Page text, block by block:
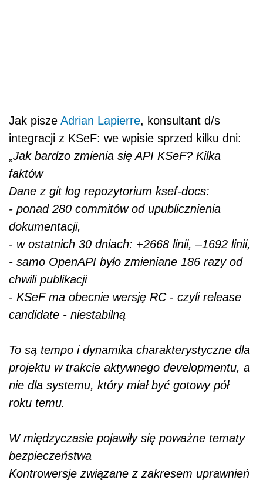
Jak pisze Adrian Lapierre, konsultant d/s
integracji z KSeF: we wpisie sprzed kilku dni:
„Jak bardzo zmienia się API KSeF? Kilka
faktów
Dane z git log repozytorium ksef-docs:
- ponad 280 commitów od upublicznienia
dokumentacji,
- w ostatnich 30 dniach: +2668 linii, –1692 linii,
- samo OpenAPI było zmieniane 186 razy od
chwili publikacji
- KSeF ma obecnie wersję RC - czyli release
candidate - niestabilną
To są tempo i dynamika charakterystyczne dla
projektu w trakcie aktywnego developmentu, a
nie dla systemu, który miał być gotowy pół
roku temu.
W międzyczasie pojawiły się poważne tematy
bezpieczeństwa
Kontrowersje związane z zakresem uprawnień